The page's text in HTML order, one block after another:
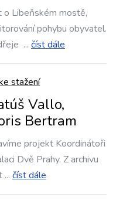
o Libeňském mostě,
pohybu obyvatel.
... číst dále
stažení
Vallo,
Bertram
projekt Koordinátoři
Dvě Prahy. Z archivu
... číst dále